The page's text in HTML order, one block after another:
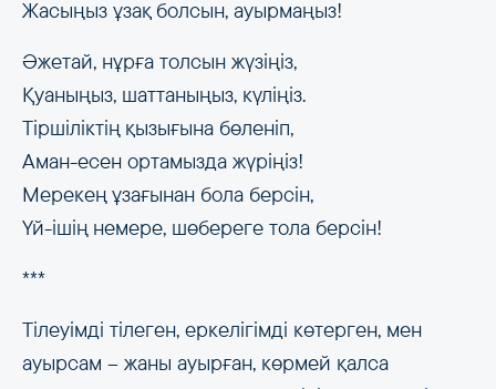
Жасыңыз ұзақ болсын, ауырмаңыз!
Әжетай, нұрға толсын жүзіңіз,
Қуаныңыз, шаттаныңыз, күліңіз.
Тіршіліктің қызығына бөленіп,
Аман-есен ортамызда жүріңіз!
Мерекең ұзағынан бола берсін,
Үй-ішің немере, шөбереге тола берсін!
***
Тілеуімді тілеген, еркелігімді көтерген, мен
ауырсам – жаны ауырған, көрмей қалса